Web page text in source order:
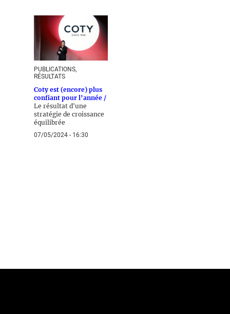
PUBLICATIONS,
RÉSULTATS
Coty est (encore) plus
confiant pour l’année /
Le résultat d'une
stratégie de croissance
équilibrée
07/05/2024 - 16:30